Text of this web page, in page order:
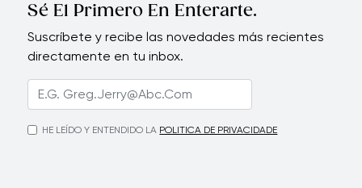
Sé El Primero En Enterarte.
Suscríbete y recibe las novedades más recientes
directamente en tu inbox.
HE LEÍDO Y ENTENDIDO LA POLITICA DE PRIVACIDADE